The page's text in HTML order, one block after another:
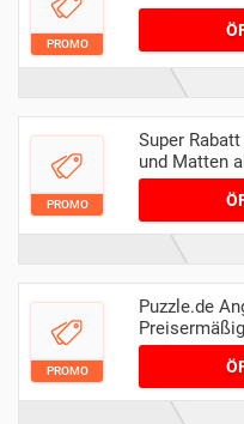
PROMO
PROMO
Super
und Matten
PROMO
Puzzle.de